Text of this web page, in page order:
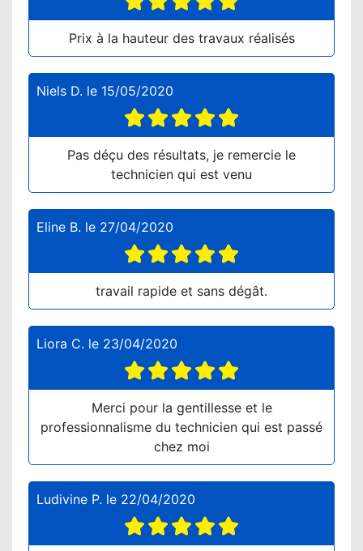
Prix à la hauteur des travaux réalisés
Niels D. le 15/05/2020
Pas déçu des résultats, je remercie le
technicien qui est venu
Eline B. le 27/04/2020
travail rapide et sans dégât.
Liora C. le 23/04/2020
Merci pour la gentillesse et le
professionnalisme du technicien qui est passé
chez moi
Ludivine P. le 22/04/2020